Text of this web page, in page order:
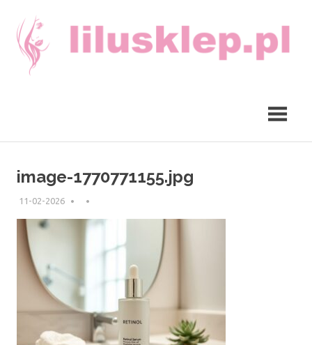
content
image-1770771155.jpg
11-02-2026